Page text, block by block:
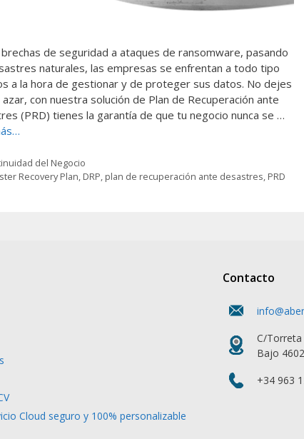
de seguridad a ataques de ransomware, pasando
naturales, las empresas se enfrentan a todo tipo
a la hora de gestionar y de proteger sus datos. No dejes
azar, con nuestra solución de Plan de Recuperación ante
(PRD) tienes la garantía de que tu negocio nunca se …
del Negocio
Recovery Plan, DRP, plan de recuperación ante desastres, PRD
Cloud seguro y 100% personalizable
Contacto
C/Torreta
Bajo
+34 963